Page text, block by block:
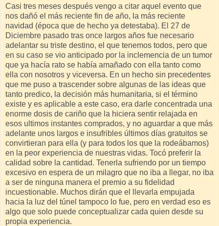
Casi tres meses después vengo a citar aquel evento que
nos dañó el más reciente fin de año, la más reciente
navidad (época que de hecho ya detestaba). El 27 de
Diciembre pasado tras once largos años fue necesario
adelantar su triste destino, el que tenemos todos, pero que
en su caso se vio anticipado por la inclemencia de un tumor
que ya hacía rato se había amañado con ella tanto como
ella con nosotros y viceversa. En un hecho sin precedentes
que me puso a trascender sobre algunas de las ideas que
tanto predico, la decisión más humanitaria, si el término
existe y es aplicable a este caso, era darle concentrada una
enorme dosis de cariño que la hiciera sentir relajada en
esos ultimos instantes comprados, y no aguardar a que más
adelante unos largos e insufribles últimos días gratuitos se
convirtieran para ella (y para todos los que la rodeábamos)
en la peor experiencia de nuestras vidas. Tocó preferir la
calidad sobre la cantidad. Tenerla sufriendo por un tiempo
excesivo en espera de un milagro que no iba a llegar, no iba
a ser de ninguna manera el premio a su fidelidad
incuestionable. Muchos dirán que el llevarla empujada
hacia la luz del túnel tampoco lo fue, pero en verdad eso es
algo que solo puede conceptualizar cada quien desde su
propia experiencia.